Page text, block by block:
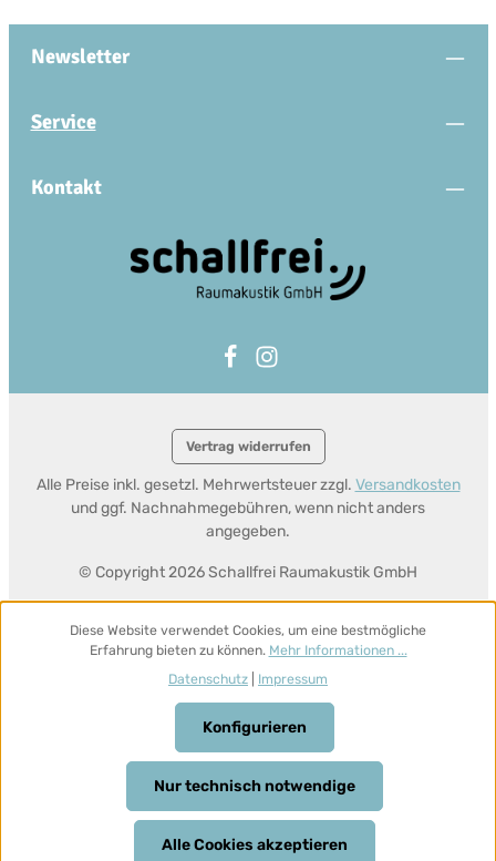
Newsletter
Service
Kontakt
Vertrag widerrufen
© Copyright 2026 Schallfrei Raumakustik GmbH
Alle Preise inkl. gesetzl. Mehrwertsteuer zzgl. Versandkosten
und ggf. Nachnahmegebühren, wenn nicht anders
angegeben.
Diese Website verwendet Cookies, um eine bestmögliche
Erfahrung bieten zu können. Mehr Informationen ...
Datenschutz
Impressum
Nur technisch notwendige
Konfigurieren
Alle Cookies akzeptieren